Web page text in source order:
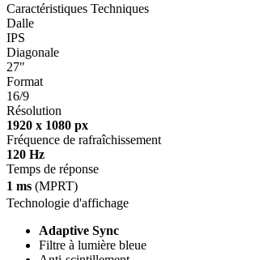
Caractéristiques Techniques
Dalle
IPS
Diagonale
27"
Format
16/9
Résolution
1920 x 1080 px
Fréquence de rafraîchissement
120 Hz
Temps de réponse
1 ms (MPRT)
Technologie d'affichage
Adaptive Sync
Filtre à lumière bleue